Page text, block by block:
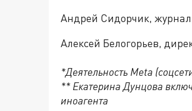
Андрей Сидорчик,
Алексей Белогорьев,
*Деятельность Meta
** Екатерина Дунцова
иноагента